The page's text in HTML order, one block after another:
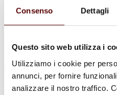
Consenso Dettagli
Questo sito web utilizza i
Utilizziamo i cookie per
annunci, per fornire
analizzare il nostro traffico.
In caso di decesso
Necrologi
Info e Contatti
Cerca
per: